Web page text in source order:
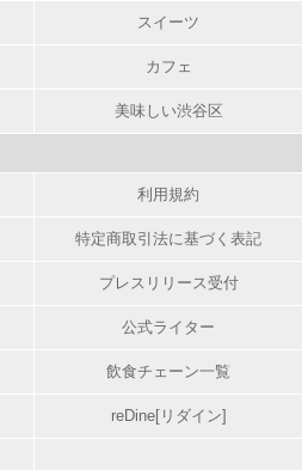
スイーツ
カフェ
美味しい渋谷区
利用規約
特定商取引法に基づく表記
プレスリリース受付
公式ライター
飲食チェーン一覧
reDine[リダイン]